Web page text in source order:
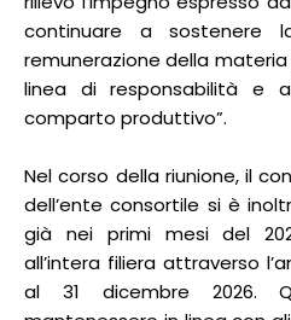
continuare a sostenere
remunerazione della
linea di responsabilità e
comparto produttivo”.
Nel corso della riunione, il
dell’ente consortile si è
già nei primi mesi del
all’intera filiera attraverso
al 31 dicembre 2026.